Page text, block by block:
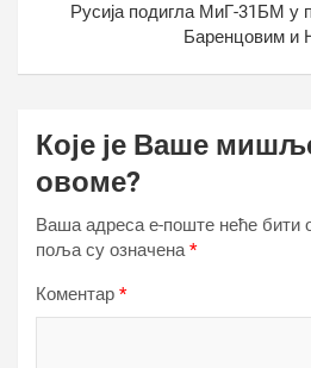
Русија подигла МиГ-31БМ у
Баренцовим и
Које је Ваше
овоме?
Ваша адреса е-поште неће бити
поља су означена*
Коментар *